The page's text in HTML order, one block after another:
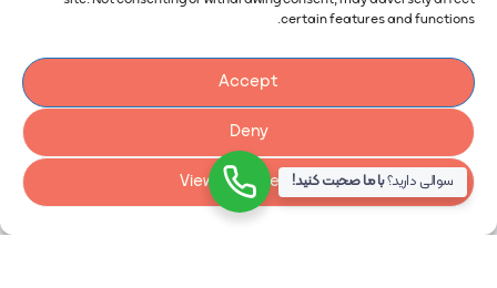
certain features and functions.
Accept
Deny
View preferences
ایمیل:
info@calindairy.com
شماره تماس:۶۷۱۵۲ (۰۲۱)
شماره فکس:۶۵۴۳۹۴۸۷ (۰۲۱)
آدرس: ایران، تهران، شهریار، شهرک صنعتی صفادشت بلوار اردیبهشت،
سوالی دارید؟با ما صحبت کنید!